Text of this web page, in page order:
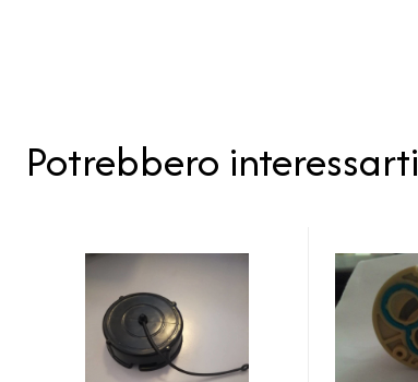
Potrebbero interessarti